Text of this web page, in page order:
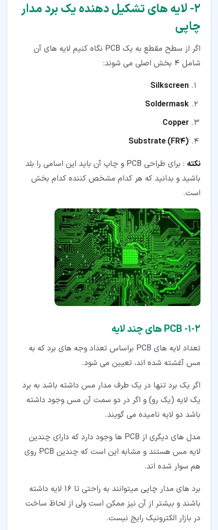
۲‏- لایه های تشکیل دهنده یک برد مدار
چاپی
اگر از سطح مقطع به یک PCB نگاه کنیم لایه های آن
شامل 4 بخش اصلی می شوند:
Silkscreen
Soldermask
Copper
(Substrate (FR4
نکته
: برای طراحی PCB و چاپ آن باید این اسامی را بلد
باشید و بدانید که هر کدام مشخص کننده کدام بخش
است.
۲‏-‏۱‏- PCB های چند لایه
تعداد لایه های PCB براساس تعداد وجه های برد که به
مس آغشته شده اند، تعیین می شود.
اگر یک برد تنها در یک طرف مدار مس داشته باشد به برد
یک لایه (یک رو) و اگر در دو سمت آن مس وجود داشته
باشد دو لایه نامیده می گویند.
مدل های دیگری از PCB ها وجود دارد که دارای چندین
لایه مس هستند و مشابه این است که چندین PCB روی
هم سوار شده اند.
برد های مدار چاپی میتوانند به راحتی تا 16 لایه داشته
باشند و بیشتر از آن نیز ممکن است ولی از لحاظ ساخت
در بازار الکترونیک رایج نیست.